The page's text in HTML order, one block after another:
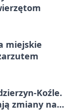
miejskie
Koźle.
zmiany na